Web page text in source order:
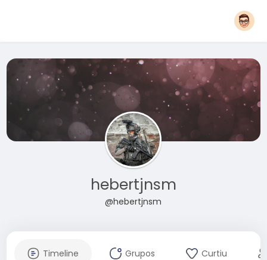
hebertjnsm
@hebertjnsm
Timeline Grupos Curtiu